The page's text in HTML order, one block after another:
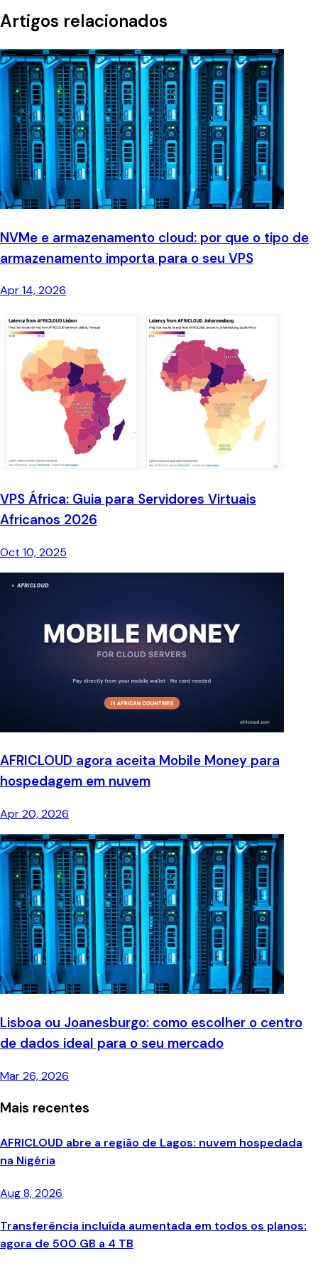
Artigos relacionados
NVMe e armazenamento cloud: por que o tipo de
armazenamento importa para o seu VPS
Apr 14, 2026
VPS África: Guia para Servidores Virtuais
Africanos 2026
Oct 10, 2025
AFRICLOUD agora aceita Mobile Money para
hospedagem em nuvem
Apr 20, 2026
Lisboa ou Joanesburgo: como escolher o centro
de dados ideal para o seu mercado
Mar 26, 2026
Mais recentes
AFRICLOUD abre a região de Lagos: nuvem hospedada
na Nigéria
Aug 8, 2026
Transferência incluída aumentada em todos os planos:
agora de 500 GB a 4 TB